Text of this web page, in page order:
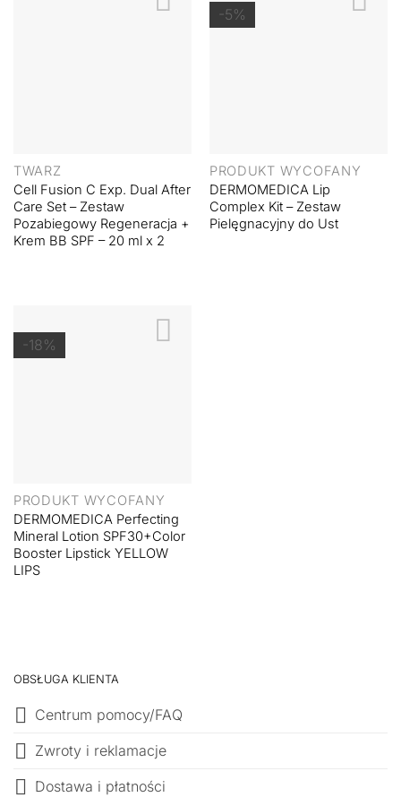
TWARZ
Cell Fusion C Exp. Dual After
Care Set – Zestaw
Pozabiegowy Regeneracja +
Krem BB SPF – 20 ml x 2
-5%
PRODUKT WYCOFANY
DERMOMEDICA Lip
Complex Kit – Zestaw
Pielęgnacyjny do Ust
-18%
PRODUKT WYCOFANY
DERMOMEDICA Perfecting
Mineral Lotion SPF30+Color
Booster Lipstick YELLOW
LIPS
OBSŁUGA KLIENTA
Centrum pomocy/FAQ
Zwroty i reklamacje
Dostawa i płatności